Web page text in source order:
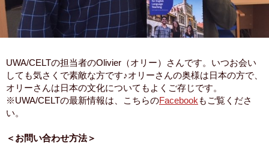
UWA/CELTの担当者のOlivier（オリー）さんです。いつお会い
しても気さくで素敵な方です♪オリーさんの奥様は日本の方で、
オリーさんは日本の文化についてもよくご存じです。
※UWA/CELTの最新情報は、こちらのFacebookもご覧くださ
い。
＜お問い合わせ方法＞